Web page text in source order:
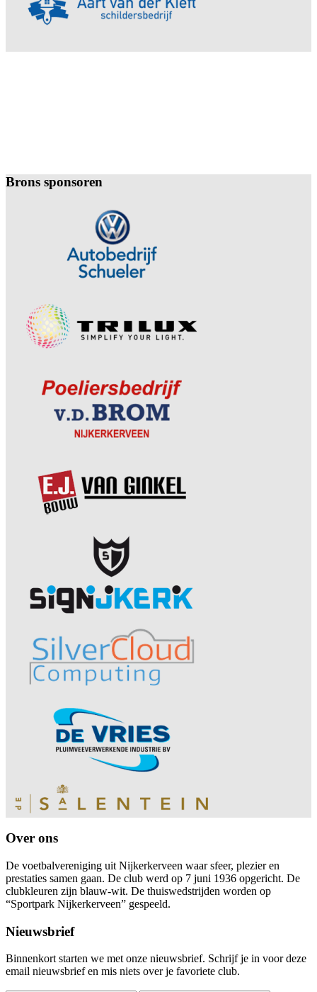
Brons sponsoren
Over ons
De voetbalvereniging uit Nijkerkerveen waar sfeer, plezier en
prestaties samen gaan. De club werd op 7 juni 1936 opgericht. De
clubkleuren zijn blauw-wit. De thuiswedstrijden worden op
“Sportpark Nijkerkerveen” gespeeld.
Nieuwsbrief
Binnenkort starten we met onze nieuwsbrief. Schrijf je in voor deze
email nieuwsbrief en mis niets over je favoriete club.